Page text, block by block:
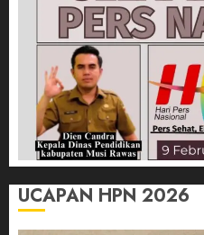
UCAPAN HPN 2026